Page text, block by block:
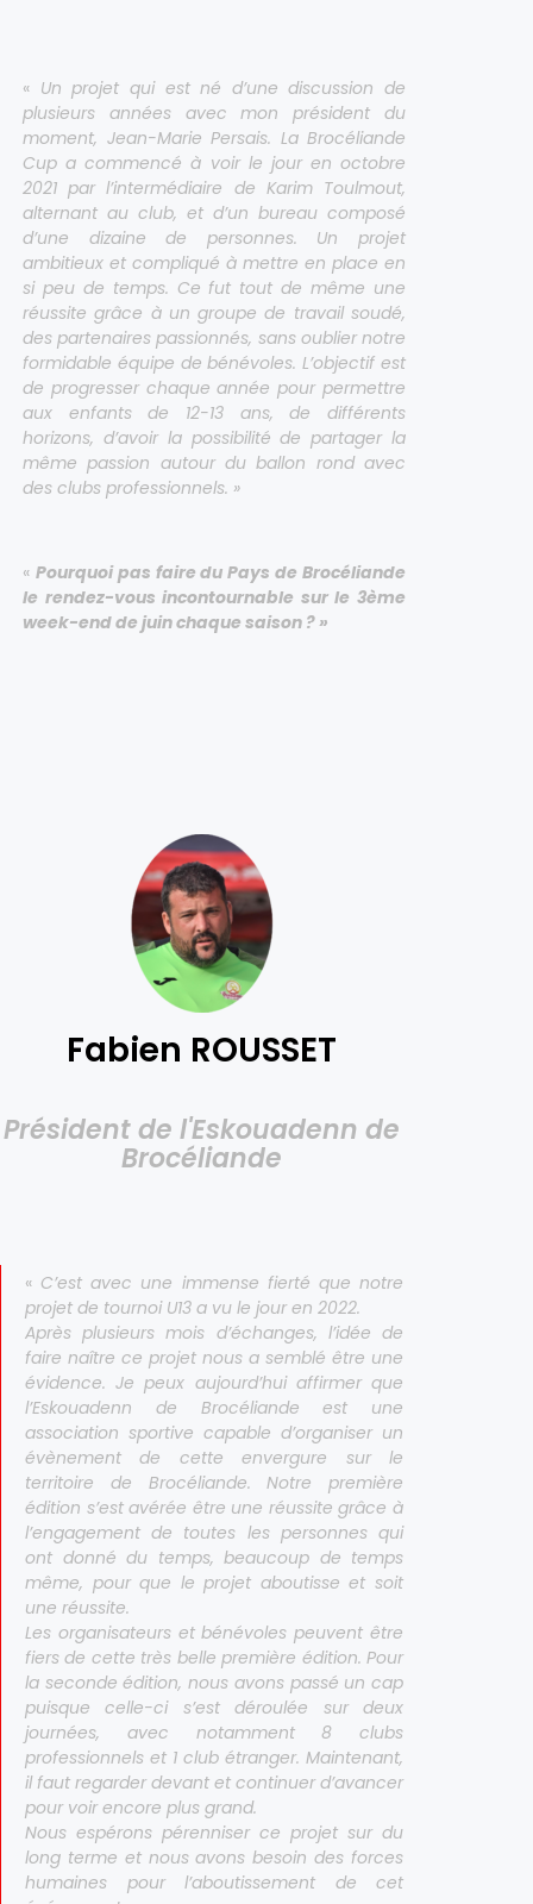
« Un projet qui est né d’une discussion de
plusieurs années avec mon président du
moment, Jean-Marie Persais. La Brocéliande
Cup a commencé à voir le jour en octobre
2021 par l’intermédiaire de Karim Toulmout,
alternant au club, et d’un bureau composé
d’une dizaine de personnes. Un projet
ambitieux et compliqué à mettre en place en
si peu de temps. Ce fut tout de même une
réussite grâce à un groupe de travail soudé,
des partenaires passionnés, sans oublier notre
formidable équipe de bénévoles. L’objectif est
de progresser chaque année pour permettre
aux enfants de 12-13 ans, de différents
horizons, d’avoir la possibilité de partager la
même passion autour du ballon rond avec
des clubs professionnels. »
« Pourquoi pas faire du Pays de Brocéliande
le rendez-vous incontournable sur le 3ème
week-end de juin chaque saison ? »
Fabien ROUSSET
Président de l'Eskouadenn de
Brocéliande
« C’est avec une immense fierté que notre
projet de tournoi U13 a vu le jour en 2022.
Après plusieurs mois d’échanges, l’idée de
faire naître ce projet nous a semblé être une
évidence. Je peux aujourd’hui affirmer que
l’Eskouadenn de Brocéliande est une
association sportive capable d’organiser un
évènement de cette envergure sur le
territoire de Brocéliande. Notre première
édition s’est avérée être une réussite grâce à
l’engagement de toutes les personnes qui
ont donné du temps, beaucoup de temps
même, pour que le projet aboutisse et soit
une réussite.
Les organisateurs et bénévoles peuvent être
fiers de cette très belle première édition. Pour
la seconde édition, nous avons passé un cap
puisque celle-ci s’est déroulée sur deux
journées, avec notamment 8 clubs
professionnels et 1 club étranger. Maintenant,
il faut regarder devant et continuer d’avancer
pour voir encore plus grand.
Nous espérons pérenniser ce projet sur du
long terme et nous avons besoin des forces
humaines pour l’aboutissement de cet